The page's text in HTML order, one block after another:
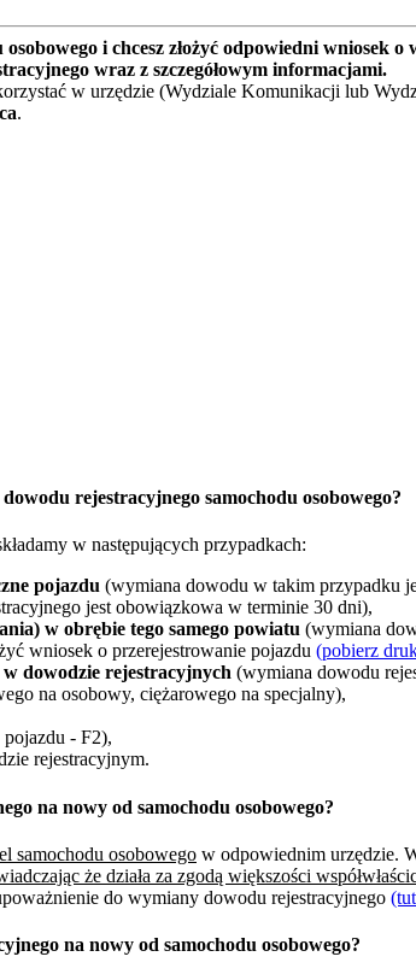
i chcesz złożyć odpowiedni
wraz z szczegółowym informacjami.
w urzędzie (Wydziale Komunikacji lub
.
rejestracyjnego samochodu osobowego?
w następujących przypadkach:
pojazdu (wymiana dowodu w takim przypadku
jest obowiązkowa w terminie 30 dni),
w obrębie tego samego powiatu (wymiana
wniosek o przerejestrowanie pojazdu (pobierz
dowodzie rejestracyjnych (wymiana dowodu
na osobowy, ciężarowego na specjalny),
- F2),
rejestracyjnym.
na nowy od samochodu osobowego?
samochodu osobowego w odpowiednim urzędzie.
że działa za zgodą większości
do wymiany dowodu rejestracyjnego
na nowy od samochodu osobowego?